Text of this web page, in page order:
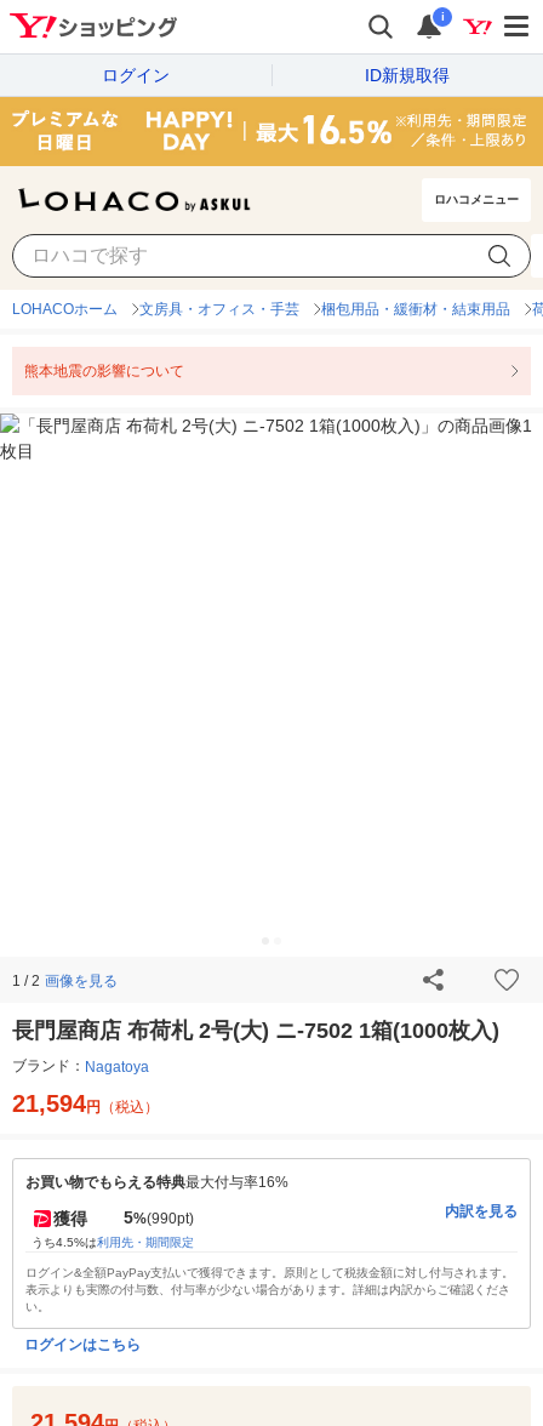
i
ログイン ID新規取得
ロハコメニュー
LOHACOホーム 文房具・オフィス・手芸 梱包用品・緩衝材・結束用品
熊本地震の影響について
1 / 2 画像を見る
長門屋商店 布荷札 2号(大) ニ-7502 1箱(1000枚入)
ブランド： Nagatoya
21,594円 （税込）
お買い物でもらえる特典最大付与率16%
獲得 5%(990pt)
うち4.5%は利用先・期間限定
内訳を見る
ログイン&全額PayPay支払いで獲得できます。原則として税抜金額に対し付与されます。
表示よりも実際の付与数、付与率が少ない場合があります。詳細は内訳からご確認くださ
い。
ログインはこちら